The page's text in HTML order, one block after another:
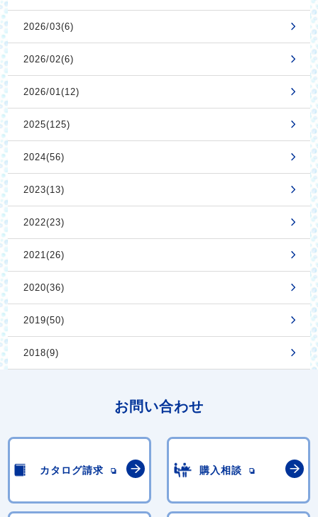
2026/03(6)
2026/02(6)
2026/01(12)
2025(125)
2024(56)
2023(13)
2022(23)
2021(26)
2020(36)
2019(50)
2018(9)
お問い合わせ
カタログ請求 購入相談